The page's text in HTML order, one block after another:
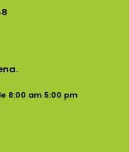
8:00 am 5:00 pm